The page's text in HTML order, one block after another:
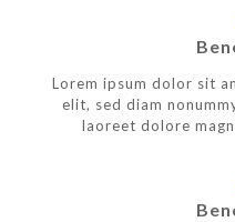
Lorem ipsum dolor sit
elit, sed diam
laoreet dolore